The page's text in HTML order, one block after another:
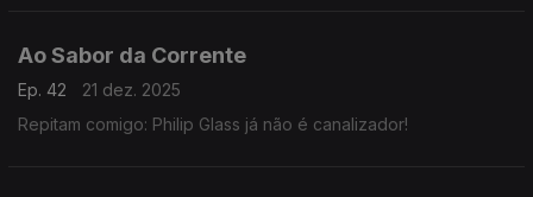
Ao Sabor da Corrente
Ep. 42
21 dez. 2025
Repitam comigo: Philip Glass já não é canalizador!